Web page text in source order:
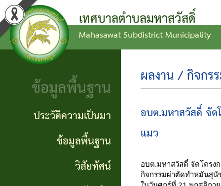
ข่าว
ประกาศ
ทั่วไป
ประกาศ
จัดซื้อ
จัดจ้าง
ข้อ
งบ
ประมาณ
แผน
พัฒนา
ประวัติ
เป็นมา
ข้อมูล
พื้น
ฐาน
เทศบาลตำบลมหาสวัสดิ์
Mahasawat Subdistrict Municipality
ข้อมูลพื้นฐาน
ประวัติความเป็นมา
ข้อมูลพื้นฐาน
วิสัยทัศน์
ผลงาน / กิจกร
อบต.มหาสวัสดิ์ จัด
แมว
อบต.มหาสวัสดิ์ จัดโครง
กิจกรรมผ่าตัดทำหมันสุนั